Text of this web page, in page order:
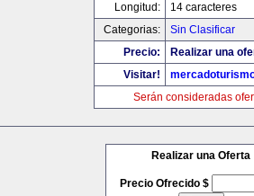
Longitud:
14 caracteres
Categorias:
Sin Clasificar
Precio:
Realizar una
Visitar!
Serán consideradas
Realizar una Oferta
Precio Ofrecido $